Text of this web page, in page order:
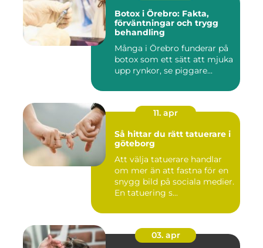
Botox i Örebro: Fakta,
förväntningar och trygg
behandling
Många i Örebro funderar på
botox som ett sätt att mjuka
upp rynkor, se piggare...
11. apr
Så hittar du rätt tatuerare i
göteborg
Att välja tatuerare handlar
om mer än att fastna för en
snygg bild på sociala medier.
En tatuering s...
03. apr